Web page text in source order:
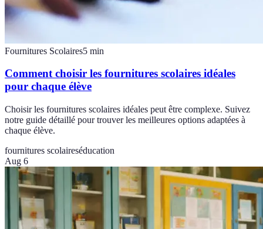
Fournitures Scolaires5 min
Comment choisir les fournitures scolaires idéales
pour chaque élève
Choisir les fournitures scolaires idéales peut être complexe. Suivez
notre guide détaillé pour trouver les meilleures options adaptées à
chaque élève.
fournitures scolaireséducation
Aug 6